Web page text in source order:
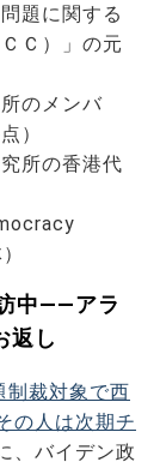
題に関する
Ｃ）」の元
のメンバ
）
所の香港代
中――アラ
返し
制裁対象で西
の人は次期チ
、バイデン政